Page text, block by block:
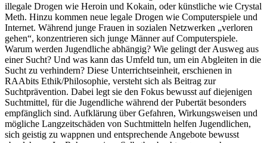
illegale Drogen wie Heroin und Kokain, oder künstliche wie Crystal
Meth. Hinzu kommen neue legale Drogen wie Computerspiele und
Internet. Während junge Frauen in sozialen Netzwerken „verloren
gehen“, konzentrieren sich junge Männer auf Computerspiele.
Warum werden Jugendliche abhängig? Wie gelingt der Ausweg aus
einer Sucht? Und was kann das Umfeld tun, um ein Abgleiten in die
Sucht zu verhindern? Diese Unterrichtseinheit, erschienen in
RAAbits Ethik/Philosophie, versteht sich als Beitrag zur
Suchtprävention. Dabei legt sie den Fokus bewusst auf diejenigen
Suchtmittel, für die Jugendliche während der Pubertät besonders
empfänglich sind. Aufklärung über Gefahren, Wirkungsweisen und
mögliche Langzeitschäden von Suchtmitteln helfen Jugendlichen,
sich geistig zu wappnen und entsprechende Angebote bewusst